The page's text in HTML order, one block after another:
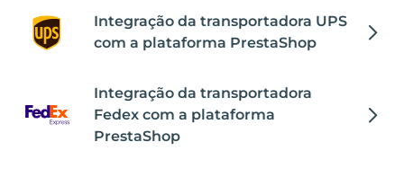
Integração da transportadora UPS
com a plataforma PrestaShop
Integração da transportadora
Fedex com a plataforma
PrestaShop